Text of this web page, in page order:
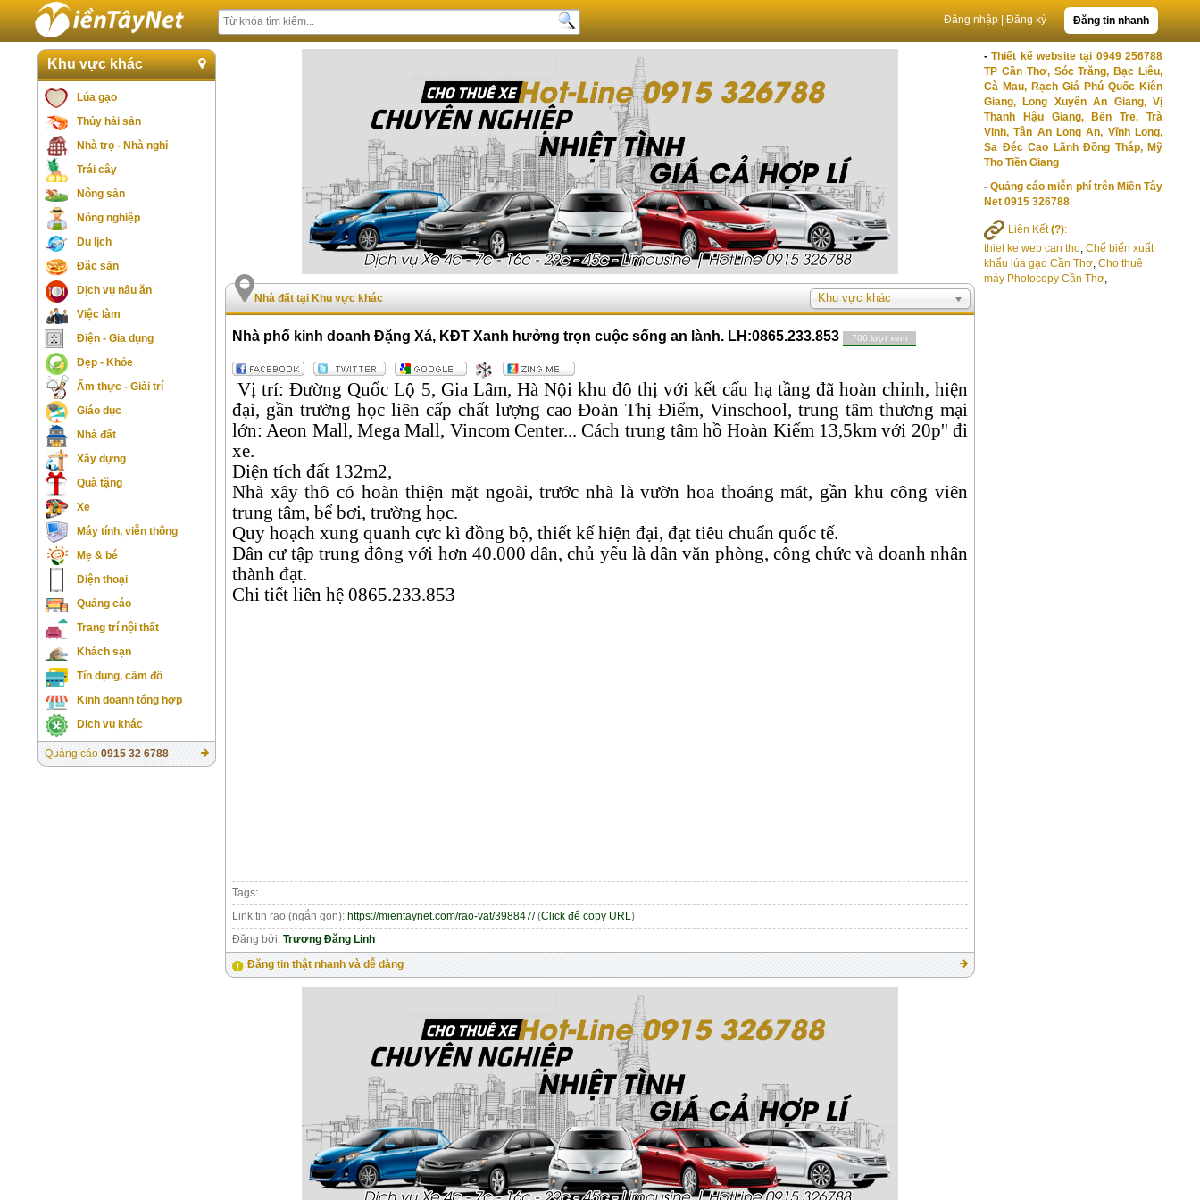
Đăng tin nhanh
Đăng nhập Đăng ký
Khu vực khác
Lúa gạo
Thủy hải sản
Nhà trọ - Nhà nghỉ
Trái cây
Nông sản
Nông nghiệp
Du lịch
Đặc sản
Dịch vụ nấu ăn
Việc làm
Điện - Gia dụng
Đẹp - Khỏe
Ẩm thực - Giải trí
Giáo dục
Nhà đất
Xây dựng
Quà tặng
Xe
Máy tính, viễn thông
Mẹ & bé
Điện thoại
Quảng cáo
Trang trí nội thất
Khách sạn
Tín dụng, cầm đồ
Kinh doanh tổng hợp
Dịch vụ khác
Quảng cáo 0915 32 6788
-Thiết kế website tại 0949 256788
TP Cần Thơ, Sóc Trăng, Bạc Liêu,
Cà Mau, Rạch Giá Phú Quốc Kiên
Giang, Long Xuyên An Giang, Vị
Thanh Hậu Giang, Bến Tre, Trà
Vinh, Tân An Long An, Vĩnh Long,
Sa Đéc Cao Lãnh Đồng Tháp, Mỹ
Tho Tiền Giang
-Quảng cáo miễn phí trên Miền Tây
Net 0915 326788
Liên Kết(?):
thiet ke web can tho, Chế biến xuất
khẩu lúa gạo Cần Thơ, Cho thuê
máy Photocopy Cần Thơ,
Nhà đất tại Khu vực khác
Khu vực khác
Nhà phố kinh doanh Đặng Xá, KĐT Xanh hưởng trọn cuộc sống an lành. LH:0865.233.853 706 lượt xem
Vị trí: Đường Quốc Lộ 5, Gia Lâm, Hà Nội khu đô thị với kết cấu hạ tầng đã hoàn chỉnh, hiện
đại, gần trường học liên cấp chất lượng cao Đoàn Thị Điểm, Vinschool, trung tâm thương mại
lớn: Aeon Mall, Mega Mall, Vincom Center... Cách trung tâm hồ Hoàn Kiếm 13,5km với 20p'' đi
xe.
Diện tích đất 132m2,
Nhà xây thô có hoàn thiện mặt ngoài, trước nhà là vườn hoa thoáng mát, gần khu công viên
trung tâm, bể bơi, trường học.
Quy hoạch xung quanh cực kì đồng bộ, thiết kế hiện đại, đạt tiêu chuẩn quốc tế.
Dân cư tập trung đông với hơn 40.000 dân, chủ yếu là dân văn phòng, công chức và doanh nhân
thành đạt.
Chi tiết liên hệ 0865.233.853
Tags:
Link tin rao (ngắn gọn): https://mientaynet.com/rao-vat/398847/(Click để copy URL)
Đăng bởi: Trương Đăng Linh
Đăng tin thật nhanh và dễ dàng